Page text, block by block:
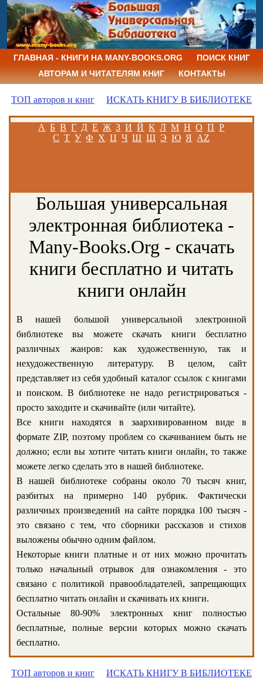
ГЛАВНАЯ - КНИГИ НА MANY-BOOKS.ORG
ПОИСК КНИГ
АВТОРАМ И ЧИТАТЕЛЯМ КНИГ
КОНТАКТЫ
ТОП авторов и книг ИСКАТЬ КНИГУ В БИБЛИОТЕКЕ
А Б В Г Д Е Ж З И Й К Л М Н О П Р
С Т У Ф Х Ц Ч Ш Щ Э Ю Я AZ
Большая универсальная
электронная библиотека -
Many-Books.Org - скачать
книги бесплатно и читать
книги онлайн
В нашей большой универсальной электронной
библиотеке вы можете скачать книги бесплатно
различных жанров: как художественную, так и
нехудожественную литературу. В целом, сайт
представляет из себя удобный каталог ссылок с книгами
и поиском. В библиотеке не надо регистрироваться -
просто заходите и скачивайте (или читайте).
Все книги находятся в заархивированном виде в
формате ZIP, поэтому проблем со скачиванием быть не
должно; если вы хотите читать книги онлайн, то также
можете легко сделать это в нашей библиотеке.
В нашей библиотеке собраны около 70 тысяч книг,
разбитых на примерно 140 рубрик. Фактически
различных произведений на сайте порядка 100 тысяч -
это связано с тем, что сборники рассказов и стихов
выложены обычно одним файлом.
Некоторые книги платные и от них можно прочитать
только начальный отрывок для ознакомления - это
связано с политикой правообладателей, запрещающих
бесплатно читать онлайн и скачивать их книги.
Остальные 80-90% электронных книг полностью
бесплатные, полные версии которых можно скачать
бесплатно.
ТОП авторов и книг ИСКАТЬ КНИГУ В БИБЛИОТЕКЕ